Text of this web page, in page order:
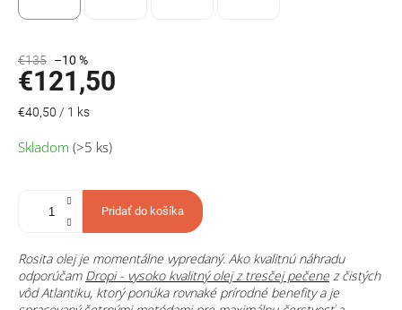
€135 –10 %
€121,50
Jednotková
€40,50 / 1 ks
Skladom (>5 ks)
Pridať do košíka
Rosita olej je momentálne vypredaný. Ako kvalitnú náhradu
odporúčam Dropi - vysoko kvalitný olej z tresčej pečene z čistých
vôd Atlantiku, ktorý ponúka rovnaké prírodné benefity a je